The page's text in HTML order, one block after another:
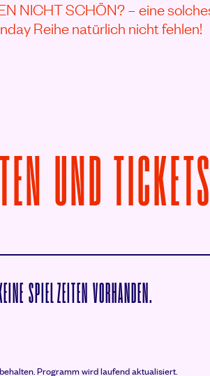
NICHT SCHÖN? – eine
Reihe natürlich nicht fehlen!
UND
SPIELZEITEN VORHANDEN.
Programm wird laufend aktualisiert.